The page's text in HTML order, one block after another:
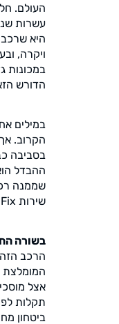
העולם.
עשרות
היא
ויקרה,
במכונות
הדורש
במילים
הקרוב.
בסביבה
ההבדל
שממנה
שירות
בשורה
הרכב
המומלצת
אצל
תקלות
ביטחון